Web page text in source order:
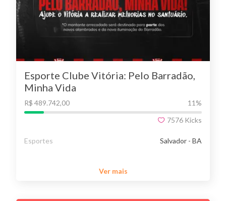
Esporte Clube Vitória: Pelo Barradão,
Minha Vida
R$ 489.742,00 11 %
7576 Kicks
Esportes Salvador - BA
Ver mais